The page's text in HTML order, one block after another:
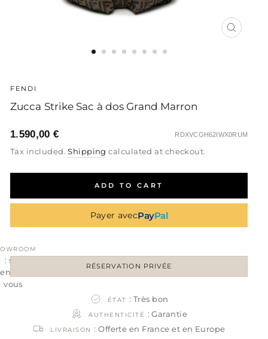
CLOSE
FENDI
Zucca Strike Sac à dos Grand Marron
Regular
price
Sale
price
Regular
price
1.590,00 € RDXVCGH62IWX0RUM
Tax included.Shipping calculated at checkout.
ADD TO CART
Payer avecPayPal
: sur
vous
RÉSERVATION PRIVÉE
ÉTAT : Très bon
AUTHENTICITÉ : Garantie
LIVRAISON: Offerte en France et en Europe